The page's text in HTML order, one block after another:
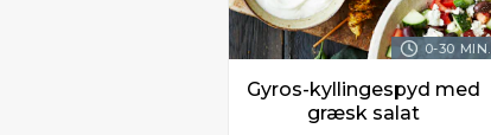
0-30 MIN.
Gyros-kyllingespyd med
græsk salat